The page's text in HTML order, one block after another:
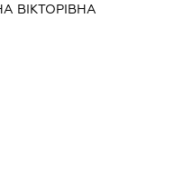
ВІКТОРІВНА